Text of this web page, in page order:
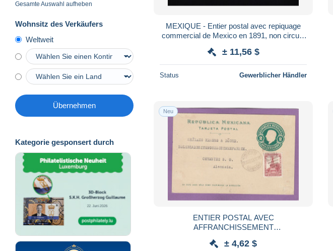
Gesamte Auswahl aufheben
Wohnsitz des Verkäufers
Weltweit
Übernehmen
Kategorie gesponsert durch
MEXIQUE - Entier postal avec repiquage
commercial de Mexico en 1891, non circulé
± 11,56 $
Status Gewerblicher Händler
Neu
ENTIER POSTAL AVEC
AFFRANCHISSEMENT
CHEMNITZ, 1923.
± 4,62 $